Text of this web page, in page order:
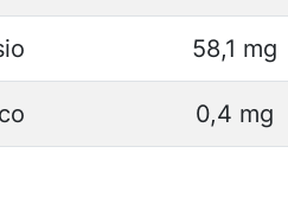
58,1 mg
0,4 mg